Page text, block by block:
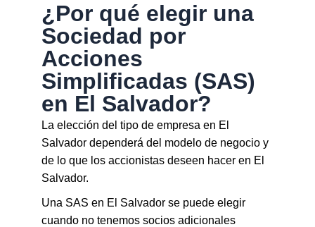
¿Por qué elegir una
Sociedad por
Acciones
Simplificadas (SAS)
en El Salvador?
La elección del tipo de empresa en El
Salvador dependerá del modelo de negocio y
de lo que los accionistas deseen hacer en El
Salvador.
Una SAS en El Salvador se puede elegir
cuando no tenemos socios adicionales